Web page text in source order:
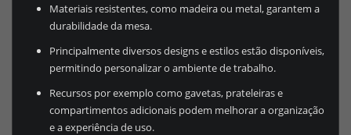
Materiais resistentes, como madeira ou metal, garantem a
durabilidade da mesa.
Principalmente diversos designs e estilos estão disponíveis,
permitindo personalizar o ambiente de trabalho.
Recursos por exemplo como gavetas, prateleiras e
compartimentos adicionais podem melhorar a organização
e a experiência de uso.